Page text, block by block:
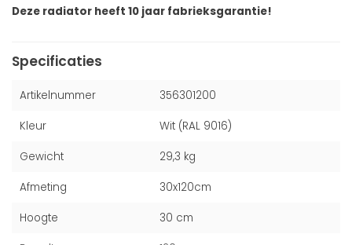
Deze radiator heeft 10 jaar fabrieksgarantie!
Specificaties
Artikelnummer 356301200
Kleur Wit (RAL 9016)
Gewicht 29,3 kg
Afmeting 30x120cm
Hoogte 30 cm